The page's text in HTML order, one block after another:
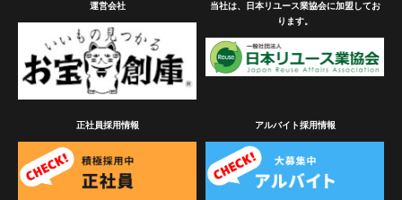
運営会社
当社は、日本リユース業協会に加盟してお
ります。
正社員採用情報 アルバイト採用情報